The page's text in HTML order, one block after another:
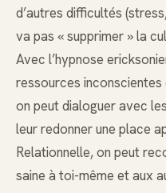
d’autres difficultés
va pas « supprimer » la
Avec l’hypnose
ressources inconscientes
on peut dialoguer avec
leur redonner une place
Relationnelle, on peut
saine à toi-même et aux